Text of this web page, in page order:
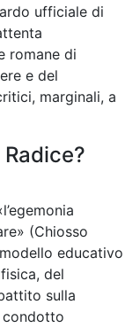
ufficiale di
romane di
e del
marginali, a
(Chiosso
educativo
del
sulla
condotto